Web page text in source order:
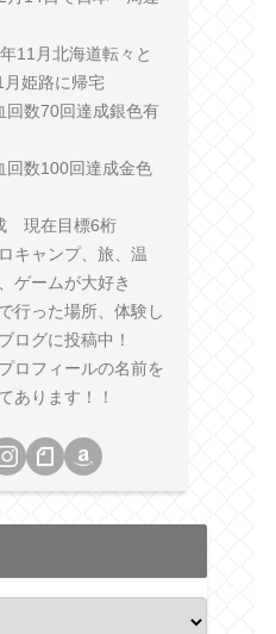
11月北海道転々と
月姫路に帰宅
回数70回達成銀色有
回数100回達成金色
現在目標6桁
キャンプ、旅、温
ゲームが大好き
行った場所、体験し
ログに投稿中！
ロフィールの名前を
あります！！